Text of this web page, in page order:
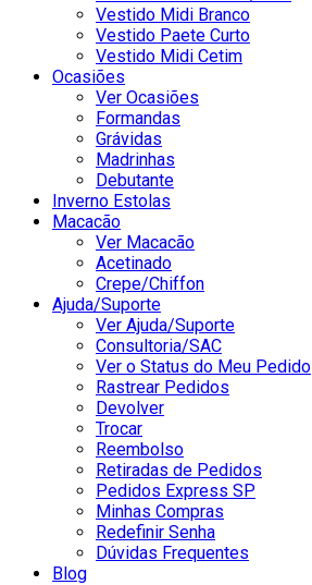
Vestido Midi Branco
Vestido Paete Curto
Vestido Midi Cetim
Ocasiões
Ver Ocasiões
Formandas
Grávidas
Madrinhas
Debutante
Inverno Estolas
Macacão
Ver Macacão
Acetinado
Crepe/Chiffon
Ajuda/Suporte
Ver Ajuda/Suporte
Consultoria/SAC
Ver o Status do Meu Pedido
Rastrear Pedidos
Devolver
Trocar
Reembolso
Retiradas de Pedidos
Pedidos Express SP
Minhas Compras
Redefinir Senha
Dúvidas Frequentes
Blog